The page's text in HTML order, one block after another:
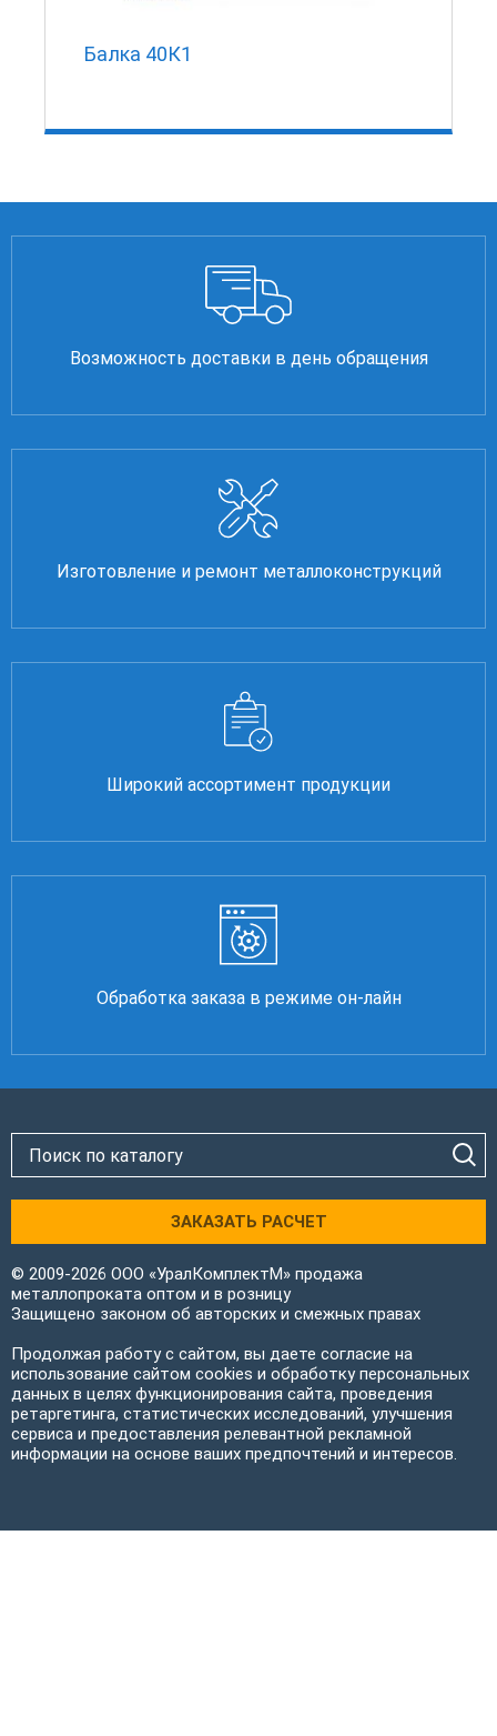
Балка 40К1
Возможность доставки в день обращения
Изготовление и ремонт металлоконструкций
Широкий ассортимент продукции
Обработка заказа в режиме он-лайн
ЗАКАЗАТЬ РАСЧЕТ
© 2009-2026 ООО «УралКомплектМ» продажа
металлопроката оптом и в розницу
Защищено законом об авторских и смежных правах
Продолжая работу с сайтом, вы даете согласие на
использование сайтом cookies и обработку персональных
данных в целях функционирования сайта, проведения
ретаргетинга, статистических исследований, улучшения
сервиса и предоставления релевантной рекламной
информации на основе ваших предпочтений и интересов.